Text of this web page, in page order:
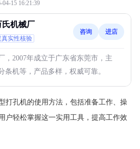
04-15 16:21:39
氏机械厂
真实性核验
咨询 进店
，2007年成立于广东省东莞市，主
条机等，产品多样，权威可靠。
打孔机的使用方法，包括准备工作、操
户轻松掌握这一实用工具，提高工作效